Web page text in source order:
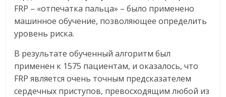
FRP – «отпечатка пальца» – было применено
машинное обучение, позволяющее определить
уровень риска.
В результате обученный алгоритм был
применен к 1575 пациентам, и оказалось, что
FRP является очень точным предсказателем
сердечных приступов, превосходящим любой из